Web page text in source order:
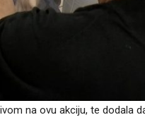
na ovu akciju, te dodala